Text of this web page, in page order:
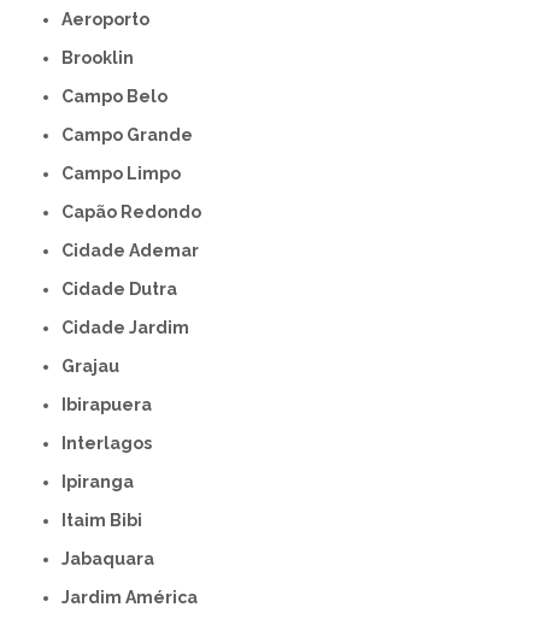
Aeroporto
Brooklin
Campo Belo
Campo Grande
Campo Limpo
Capão Redondo
Cidade Ademar
Cidade Dutra
Cidade Jardim
Grajau
Ibirapuera
Interlagos
Ipiranga
Itaim Bibi
Jabaquara
Jardim América